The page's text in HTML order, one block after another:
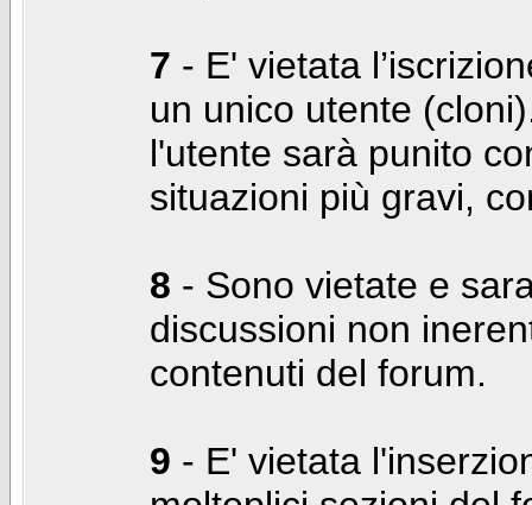
7 - E' vietata
un unico utente
l'utente sarà punito
situazioni più gravi,
8 - Sono vietate e
discussioni non
contenuti del forum.
9 - E' vietata